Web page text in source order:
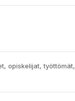
opiskelijat, työttömät,